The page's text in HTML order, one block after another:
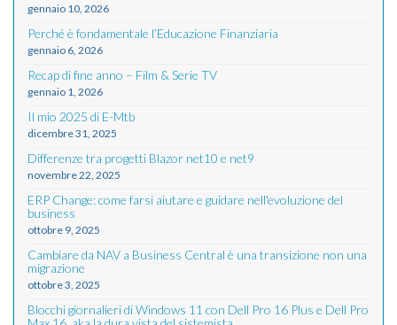
gennaio 10, 2026
Perché è fondamentale l’Educazione Finanziaria
gennaio 6, 2026
Recap di fine anno – Film & Serie TV
gennaio 1, 2026
Il mio 2025 di E-Mtb
dicembre 31, 2025
Differenze tra progetti Blazor net10 e net9
novembre 22, 2025
ERP Change: come farsi aiutare e guidare nell'evoluzione del
business
ottobre 9, 2025
Cambiare da NAV a Business Central è una transizione non una
migrazione
ottobre 3, 2025
Blocchi giornalieri di Windows 11 con Dell Pro 16 Plus e Dell Pro